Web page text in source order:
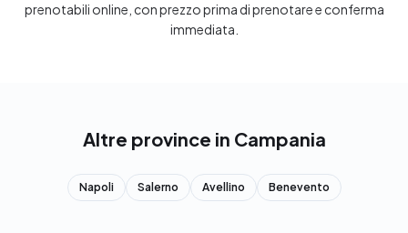
prenotabili online, con prezzo prima di prenotare e conferma
immediata.
Altre province in Campania
Napoli Salerno Avellino Benevento